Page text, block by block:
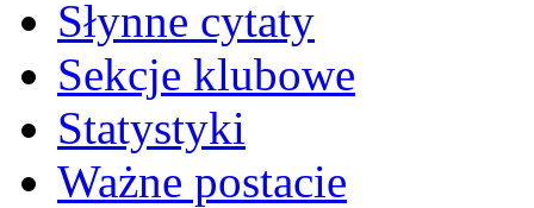
Słynne cytaty
Sekcje klubowe
Statystyki
Ważne postacie